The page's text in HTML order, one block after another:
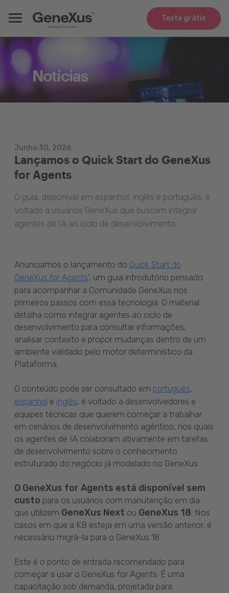
Teste grátis
Notícias
Lançamos o Quick Start do GeneXus
for Agents
Junho 30, 2026
O guia, disponível em espanhol, inglês e português, é
voltado a usuários GeneXus que buscam integrar
agentes de IA ao ciclo de desenvolvimento.
Anunciamos o lançamento do Quick Start do
GeneXus for Agents’, um guia introdutório pensado
para acompanhar a Comunidade GeneXus nos
primeiros passos com essa tecnologia. O material
detalha como integrar agentes ao ciclo de
desenvolvimento para consultar informações,
analisar contexto e propor mudanças dentro de um
ambiente validado pelo motor determinístico da
Plataforma.
O conteúdo pode ser consultado em português,
espanhol e inglês, é voltado a desenvolvedores e
equipes técnicas que querem começar a trabalhar
em cenários de desenvolvimento agêntico, nos quais
os agentes de IA colaboram ativamente em tarefas
de desenvolvimento sobre o conhecimento
estruturado do negócio já modelado no GeneXus.
O GeneXus for Agents está disponível sem
custo para os usuários com manutenção em dia
que utilizem GeneXus Next ou GeneXus 18. Nos
casos em que a KB esteja em uma versão anterior, é
necessário migrá-la para o GeneXus 18.
Este é o ponto de entrada recomendado para
começar a usar o GeneXus for Agents. É uma
capacitação sob demanda, projetada para